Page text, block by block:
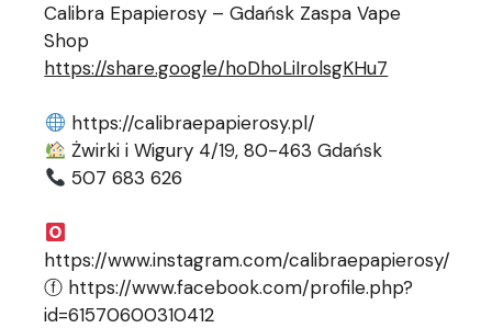
Calibra Epapierosy – Gdańsk Zaspa Vape
Shop
https://share.google/hoDhoLiIrolsgKHu7
https://calibraepapierosy.pl/
Żwirki i Wigury 4/19, 80-463 Gdańsk
507 683 626
https://www.instagram.com/calibraepapierosy/
ⓕ https://www.facebook.com/profile.php?
id=61570600310412